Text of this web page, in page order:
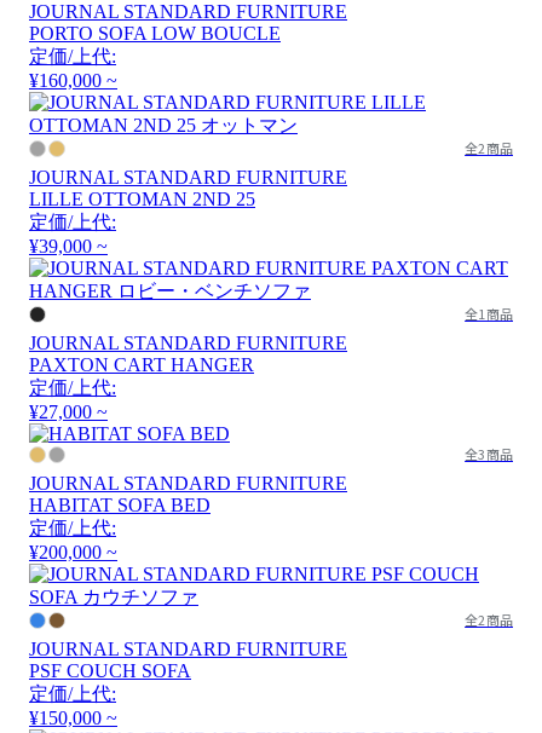
JOURNAL STANDARD FURNITURE
PORTO SOFA LOW BOUCLE
定価/上代:
¥160,000 ~
全2商品
JOURNAL STANDARD FURNITURE
LILLE OTTOMAN 2ND 25
定価/上代:
¥39,000 ~
全1商品
JOURNAL STANDARD FURNITURE
PAXTON CART HANGER
定価/上代:
¥27,000 ~
全3商品
JOURNAL STANDARD FURNITURE
HABITAT SOFA BED
定価/上代:
¥200,000 ~
全2商品
JOURNAL STANDARD FURNITURE
PSF COUCH SOFA
定価/上代:
¥150,000 ~